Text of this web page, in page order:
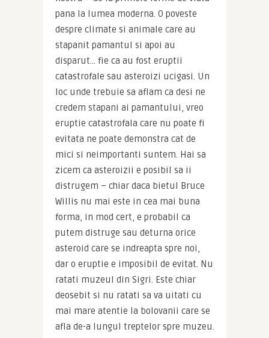
pana la lumea moderna. O poveste
despre climate si animale care au
stapanit pamantul si apoi au
disparut… fie ca au fost eruptii
catastrofale sau asteroizi ucigasi. Un
loc unde trebuie sa aflam ca desi ne
credem stapani ai pamantului, vreo
eruptie catastrofala care nu poate fi
evitata ne poate demonstra cat de
mici si neimportanti suntem. Hai sa
zicem ca asteroizii e posibil sa ii
distrugem – chiar daca bietul Bruce
Willis nu mai este in cea mai buna
forma, in mod cert, e probabil ca
putem distruge sau deturna orice
asteroid care se indreapta spre noi,
dar o eruptie e imposibil de evitat. Nu
ratati muzeul din Sigri. Este chiar
deosebit si nu ratati sa va uitati cu
mai mare atentie la bolovanii care se
afla de-a lungul treptelor spre muzeu.